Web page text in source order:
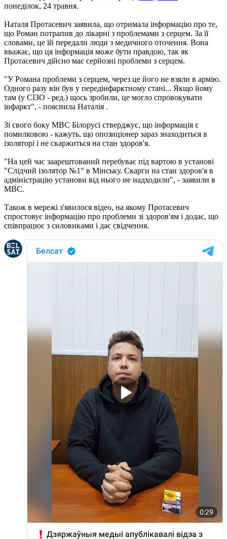
понеділок, 24 травня.
Наталя Протасевич заявила, що отримала інформацію про те,
що Роман потрапив до лікарні з проблемами з серцем. За її
словами, це їй передали люди з медичного оточення. Вона
вважає, що ця інформація може бути правдою, так як
Протасевич дійсно має серйозні проблеми з серцем.
"У Романа проблеми з серцем, через це його не взяли в армію.
Одного разу він був у передінфарктному стані... Якщо йому
там (у СІЗО - ред.) щось зробили, це могло спровокувати
інфаркт", - пояснила Наталія .
Зі свого боку МВС Білорусі стверджує, що інформація є
помилковою - кажуть, що опозиціонер зараз знаходиться в
ізоляторі і не скаржиться на стан здоров'я.
"На цей час заарештований перебуває під вартою в установі
"Слідчий ізолятор №1" в Мінську. Скарги на стан здоров'я в
адміністрацію установи від нього не надходили", - заявили в
МВС.
Також в мережі з'явилося відео, на якому Протасевич
спростовує інформацію про проблеми зі здоров'ям і додає, що
співпрацює з силовиками і дає свідчення.